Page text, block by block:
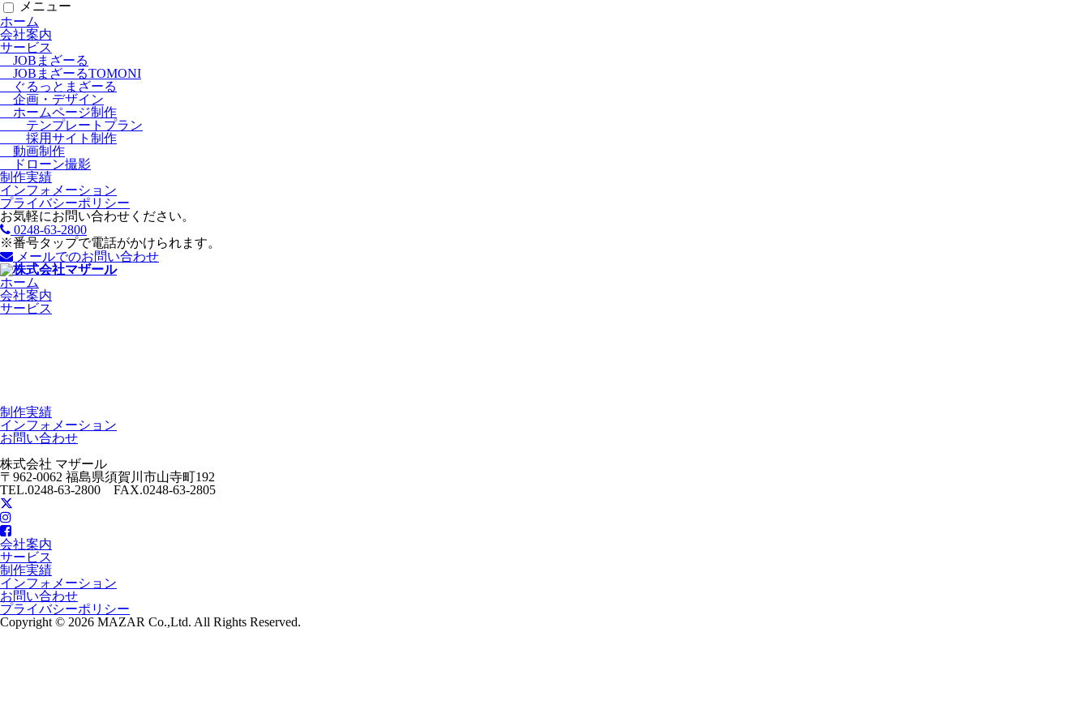
メニュー
ホーム
会社案内
サービス
JOBまざーる
JOBまざーるTOMONI
ぐるっとまざーる
企画・デザイン
ホームページ制作
テンプレートプラン
採用サイト制作
動画制作
ドローン撮影
制作実績
インフォメーション
プライバシーポリシー
お気軽にお問い合わせください。
0248-63-2800
※番号タップで電話がかけられます。
メールでのお問い合わせ
ホーム
会社案内
サービス
制作実績
インフォメーション
お問い合わせ
株式会社 マザール
〒962-0062 福島県須賀川市山寺町192
TEL.0248-63-2800 FAX.0248-63-2805
会社案内
サービス
制作実績
インフォメーション
お問い合わせ
プライバシーポリシー
Copyright © 2026 MAZAR Co.,Ltd. All Rights Reserved.